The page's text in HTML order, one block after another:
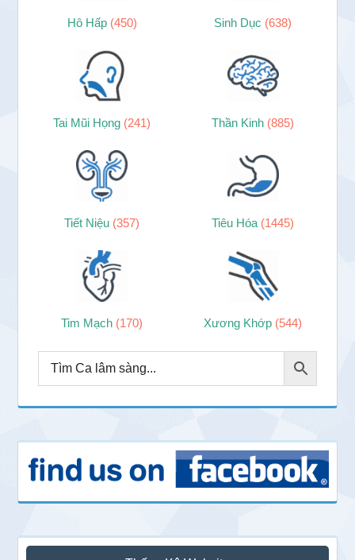
Hô Hấp (450) Sinh Dục (638)
Tai Mũi Họng (241) Thần Kinh (885)
Tiết Niệu (357) Tiêu Hóa (1445)
Tim Mạch (170) Xương Khớp (544)